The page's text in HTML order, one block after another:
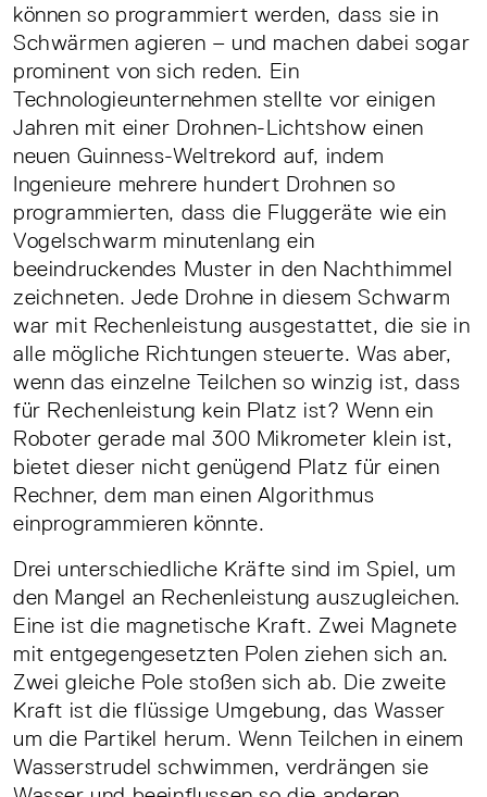
können so programmiert werden, dass sie in
Schwärmen agieren – und machen dabei sogar
prominent von sich reden. Ein
Technologieunternehmen stellte vor einigen
Jahren mit einer Drohnen-Lichtshow einen
neuen Guinness-Weltrekord auf, indem
Ingenieure mehrere hundert Drohnen so
programmierten, dass die Fluggeräte wie ein
Vogelschwarm minutenlang ein
beeindruckendes Muster in den Nachthimmel
zeichneten. Jede Drohne in diesem Schwarm
war mit Rechenleistung ausgestattet, die sie in
alle mögliche Richtungen steuerte. Was aber,
wenn das einzelne Teilchen so winzig ist, dass
für Rechenleistung kein Platz ist? Wenn ein
Roboter gerade mal 300 Mikrometer klein ist,
bietet dieser nicht genügend Platz für einen
Rechner, dem man einen Algorithmus
einprogrammieren könnte.
Drei unterschiedliche Kräfte sind im Spiel, um
den Mangel an Rechenleistung auszugleichen.
Eine ist die magnetische Kraft. Zwei Magnete
mit entgegengesetzten Polen ziehen sich an.
Zwei gleiche Pole stoßen sich ab. Die zweite
Kraft ist die flüssige Umgebung, das Wasser
um die Partikel herum. Wenn Teilchen in einem
Wasserstrudel schwimmen, verdrängen sie